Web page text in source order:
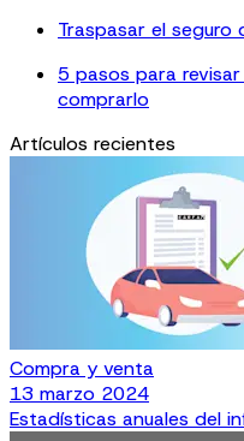
Traspasar el seguro
5 pasos para
comprarlo
Artículos recientes
Compra y venta
13 marzo 2024
Estadísticas anuales del